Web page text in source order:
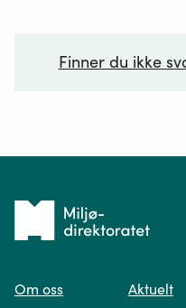
Finner du ikke
Tilbake
forsiden
Om oss Aktuelt